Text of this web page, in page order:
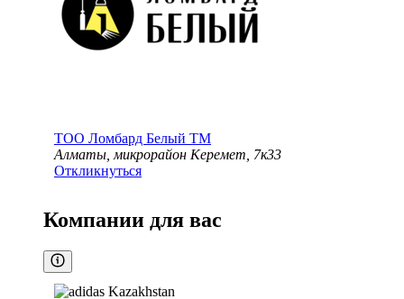
ТОО Ломбард Белый TM
Алматы, микрорайон Керемет, 7к33
Откликнуться
Компании для вас